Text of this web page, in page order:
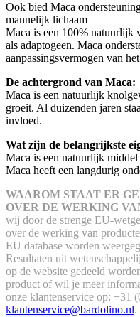
Ook bied Maca
mannelijk lichaam
Maca is een 100% natuurlijk
als adaptogeen. Maca
aanpassingsvermogen van
De achtergrond van Maca:
Maca is een natuurlijk
groeit. Al duizenden jaren
invloed.
Wat zijn de belangrijkste
Maca is een natuurlijk middel
Maca heeft een langdurig
WAAROM STAAT ER
OVER DE WERKING
wij door de strenge EU-
over de werking van
EU database worden
Resultaten uit
op de website gedeeld
product of wil je meer
onze klantenservice op: +31
klantenservice@bardolino.nl.